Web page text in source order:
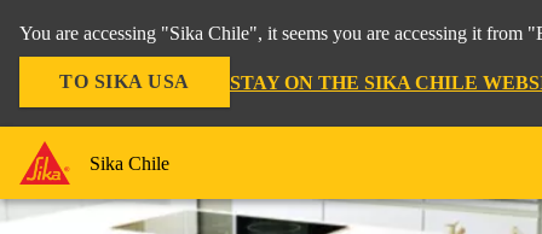
You are accessing "Sika Chile", it seems you are accessing it from
TO SIKA USA STAY ON THE SIKA CHILE
Sika Chile